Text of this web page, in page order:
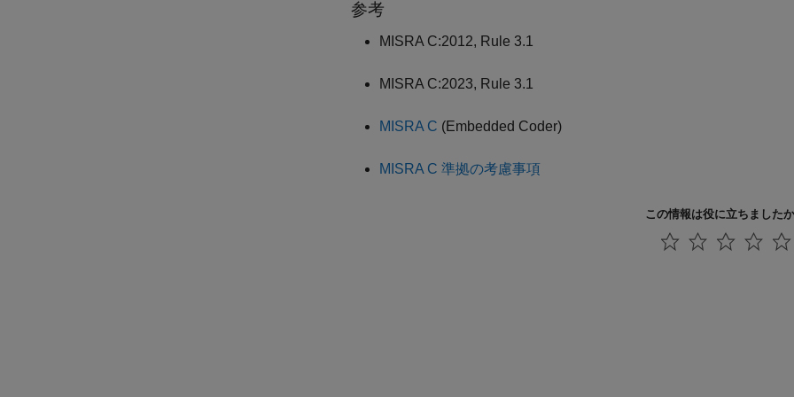
参考
MISRA C:2012, Rule 3.1
MISRA C:2023, Rule 3.1
MISRA C (Embedded Coder)
MISRA C 準拠の考慮事項
この情報は役に立ちました